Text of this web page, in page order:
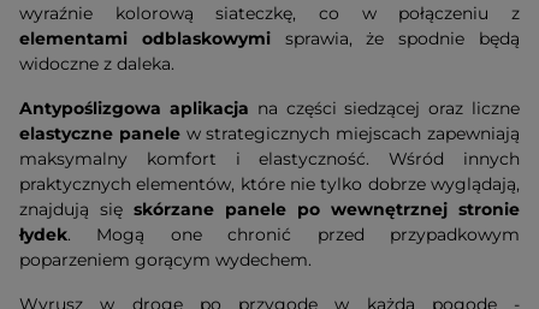
wyraźnie kolorową siateczkę, co w połączeniu z
elementami odblaskowymisprawia, że spodnie będą
widoczne z daleka.
Antypoślizgowa aplikacja na części siedzącej oraz liczne
elastyczne panelew strategicznych miejscach zapewniają
maksymalny komfort i elastyczność. Wśród innych
praktycznych elementów, które nie tylko dobrze wyglądają,
znajdują się skórzane panele po wewnętrznej stronie
łydek. Mogą one chronić przed przypadkowym
poparzeniem gorącym wydechem.
Wyrusz w drogę po przygodę w każdą pogodę -